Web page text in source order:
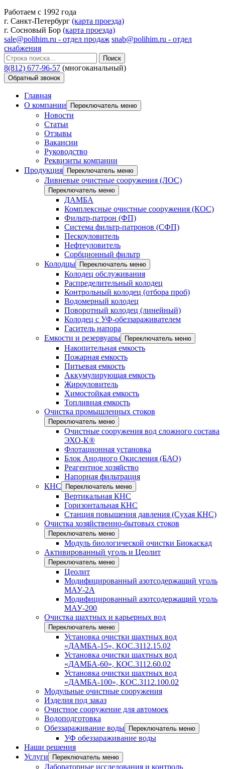
Работаем с 1992 года
г. Санкт-Петербург (карта проезда)
г. Сосновый Бор (карта проезда)
sale@polihim.ru - отдел продаж snab@polihim.ru - отдел
снабжения
Поиск
8(812) 677-96-57 (многоканальный)
Обратный звонок
Главная
О компании
Переключатель меню
Новости
Статьи
Отзывы
Вакансии
Руководство
Реквизиты компании
Продукция
Переключатель меню
Ливневые очистные сооружения (ЛОС)
Переключатель меню
ДАМБА
Комплексные очистные сооружения (КОС)
Фильтр-патрон (ФП)
Система фильтр-патронов (СФП)
Пескоуловитель
Нефтеуловитель
Сорбционный фильтр
Колодцы
Переключатель меню
Колодец обслуживания
Распределительный колодец
Контрольный колодец (отбора проб)
Водомерный колодец
Поворотный колодец (линейный)
Колодец с УФ-обеззараживателем
Гаситель напора
Емкости и резервуары
Переключатель меню
Накопительная емкость
Пожарная емкость
Питьевая емкость
Аккумулирующая емкость
Жироуловитель
Химостойкая емкость
Топливная емкость
Очистка промышленных стоков
Переключатель меню
Очистные сооружения вод сложного состава
ЭХО-К®
Флотационная установка
Блок Анодного Окисления (БАО)
Реагентное хозяйство
Напорная фильтрация
КНС
Переключатель меню
Вертикальная КНС
Горизонтальная КНС
Станция повышения давления (Сухая КНС)
Очистка хозяйственно-бытовых стоков
Переключатель меню
Модуль биологической очистки Биокаскад
Активированный уголь и Цеолит
Переключатель меню
Цеолит
Модифицированный азотсодержащий уголь
МАУ-2А
Модифицированный азотсодержащий уголь
МАУ-200
Очистка шахтных и карьерных вод
Переключатель меню
Установка очистки шахтных вод
«ДАМБА-15», КОС.3112.15.02
Установка очистки шахтных вод
«ДАМБА-60», КОС.3112.60.02
Установка очистки шахтных вод
«ДАМБА-100», КОС.3112.100.02
Модульные очистные сооружения
Изделия под заказ
Очистное сооружение для автомоек
Водоподготовка
Обеззараживание воды
Переключатель меню
УФ обеззараживание воды
Наши решения
Услуги
Переключатель меню
Лабораторные исследования и контроль